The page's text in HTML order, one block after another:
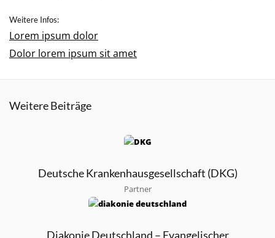
Weitere Infos:
Lorem ipsum dolor
Dolor lorem ipsum sit amet
Weitere Beiträge
Deutsche Krankenhausgesellschaft (DKG)
Partner
Diakonie Deutschland – Evangelischer